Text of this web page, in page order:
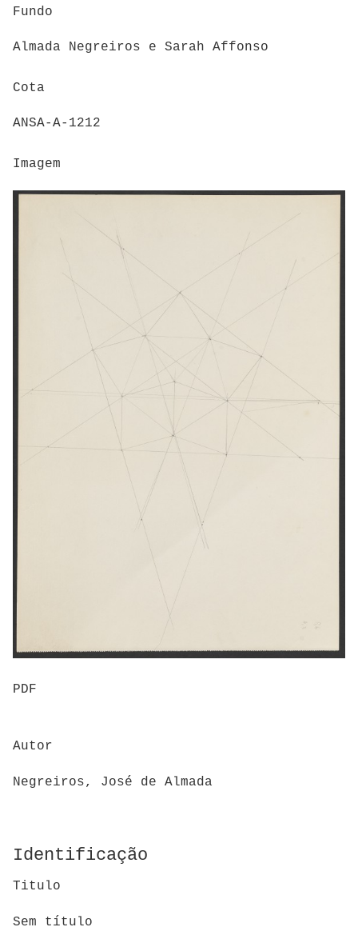
Fundo
Almada Negreiros e Sarah Affonso
Cota
ANSA-A-1212
Imagem
PDF
Autor
Negreiros, José de Almada
Identificação
Titulo
Sem título